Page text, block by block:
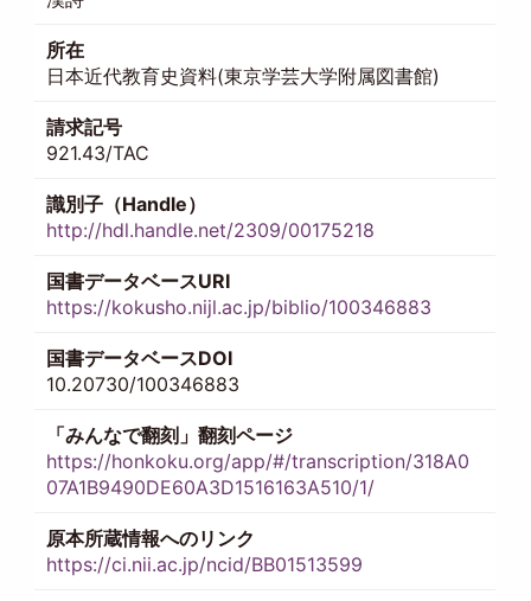
所在
日本近代教育史資料(東京学芸大学附属図書館)
請求記号
921.43/TAC
識別子（Handle）
http://hdl.handle.net/2309/00175218
国書データベースURI
https://kokusho.nijl.ac.jp/biblio/100346883
国書データベースDOI
10.20730/100346883
「みんなで翻刻」翻刻ページ
https://honkoku.org/app/#/transcription/318A0
07A1B9490DE60A3D1516163A510/1/
原本所蔵情報へのリンク
https://ci.nii.ac.jp/ncid/BB01513599